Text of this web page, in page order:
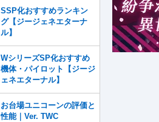
SSP化おすすめランキン
グ【ジージェネエターナ
ル】
WシリーズSP化おすすめ
機体・パイロット【ジージ
ェネエターナル】
お台場ユニコーンの評価と
性能｜Ver. TWC